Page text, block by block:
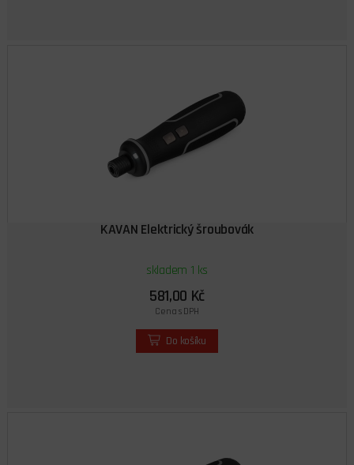
KAVAN Elektrický šroubovák
skladem 1 ks
581,00 Kč
Cena s DPH
Do košíku